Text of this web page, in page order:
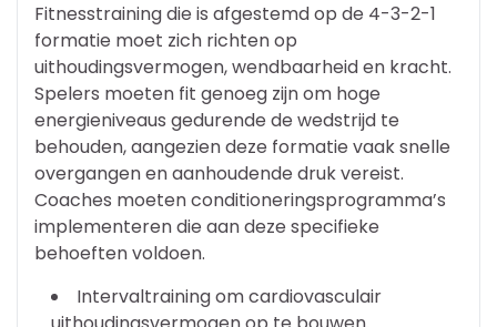
Fitnesstraining die is afgestemd op de 4-3-2-1
formatie moet zich richten op
uithoudingsvermogen, wendbaarheid en kracht.
Spelers moeten fit genoeg zijn om hoge
energieniveaus gedurende de wedstrijd te
behouden, aangezien deze formatie vaak snelle
overgangen en aanhoudende druk vereist.
Coaches moeten conditioneringsprogramma’s
implementeren die aan deze specifieke
behoeften voldoen.
Intervaltraining om cardiovasculair